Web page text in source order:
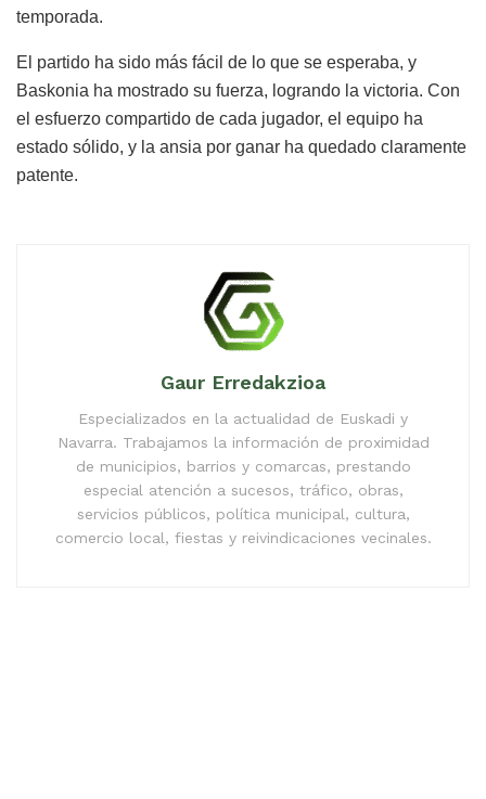
temporada.
El partido ha sido más fácil de lo que se esperaba, y
Baskonia ha mostrado su fuerza, logrando la victoria. Con
el esfuerzo compartido de cada jugador, el equipo ha
estado sólido, y la ansia por ganar ha quedado claramente
patente.
Gaur Erredakzioa
Especializados en la actualidad de Euskadi y
Navarra. Trabajamos la información de proximidad
de municipios, barrios y comarcas, prestando
especial atención a sucesos, tráfico, obras,
servicios públicos, política municipal, cultura,
comercio local, fiestas y reivindicaciones vecinales.